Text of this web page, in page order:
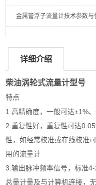
金属管浮子流量计技术参数与
详细介绍
柴油涡轮式流量计型号
特点
1.高精确度，一般可达±1%
2.重复性好，重复性可达
性，如经常校准或在线校准
用的流量计
3.输出脉冲频率信号，标准
总量计量及与计算机连接，